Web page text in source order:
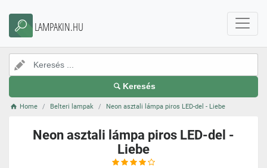
LAMPAKIN.HU
Keresés
Home Belteri lampak Neon asztali lámpa piros LED-del - Liebe
Neon asztali lámpa piros LED-del -
Liebe